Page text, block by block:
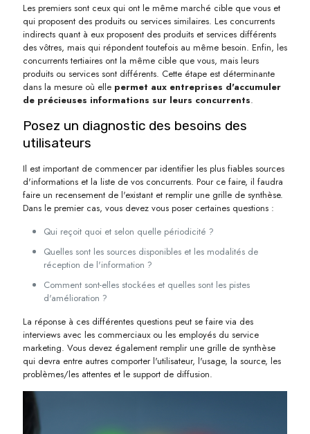
Les premiers sont ceux qui ont le même marché cible que vous et
qui proposent des produits ou services similaires. Les concurrents
indirects quant à eux proposent des produits et services différents
des vôtres, mais qui répondent toutefois au même besoin. Enfin, les
concurrents tertiaires ont la même cible que vous, mais leurs
produits ou services sont différents. Cette étape est déterminante
dans la mesure où elle permet aux entreprises d'accumuler
de précieuses informations sur leurs concurrents.
Posez un diagnostic des besoins des
utilisateurs
Il est important de commencer par identifier les plus fiables sources
d'informations et la liste de vos concurrents. Pour ce faire, il faudra
faire un recensement de l'existant et remplir une grille de synthèse.
Dans le premier cas, vous devez vous poser certaines questions :
Qui reçoit quoi et selon quelle périodicité ?
Quelles sont les sources disponibles et les modalités de
réception de l'information ?
Comment sont-elles stockées et quelles sont les pistes
d'amélioration ?
La réponse à ces différentes questions peut se faire via des
interviews avec les commerciaux ou les employés du service
marketing. Vous devez également remplir une grille de synthèse
qui devra entre autres comporter l'utilisateur, l'usage, la source, les
problèmes/les attentes et le support de diffusion.